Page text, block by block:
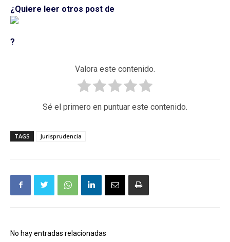
¿Quiere leer otros post de
?
Valora este contenido.
Sé el primero en puntuar este contenido.
TAGS Jurisprudencia
No hay entradas relacionadas